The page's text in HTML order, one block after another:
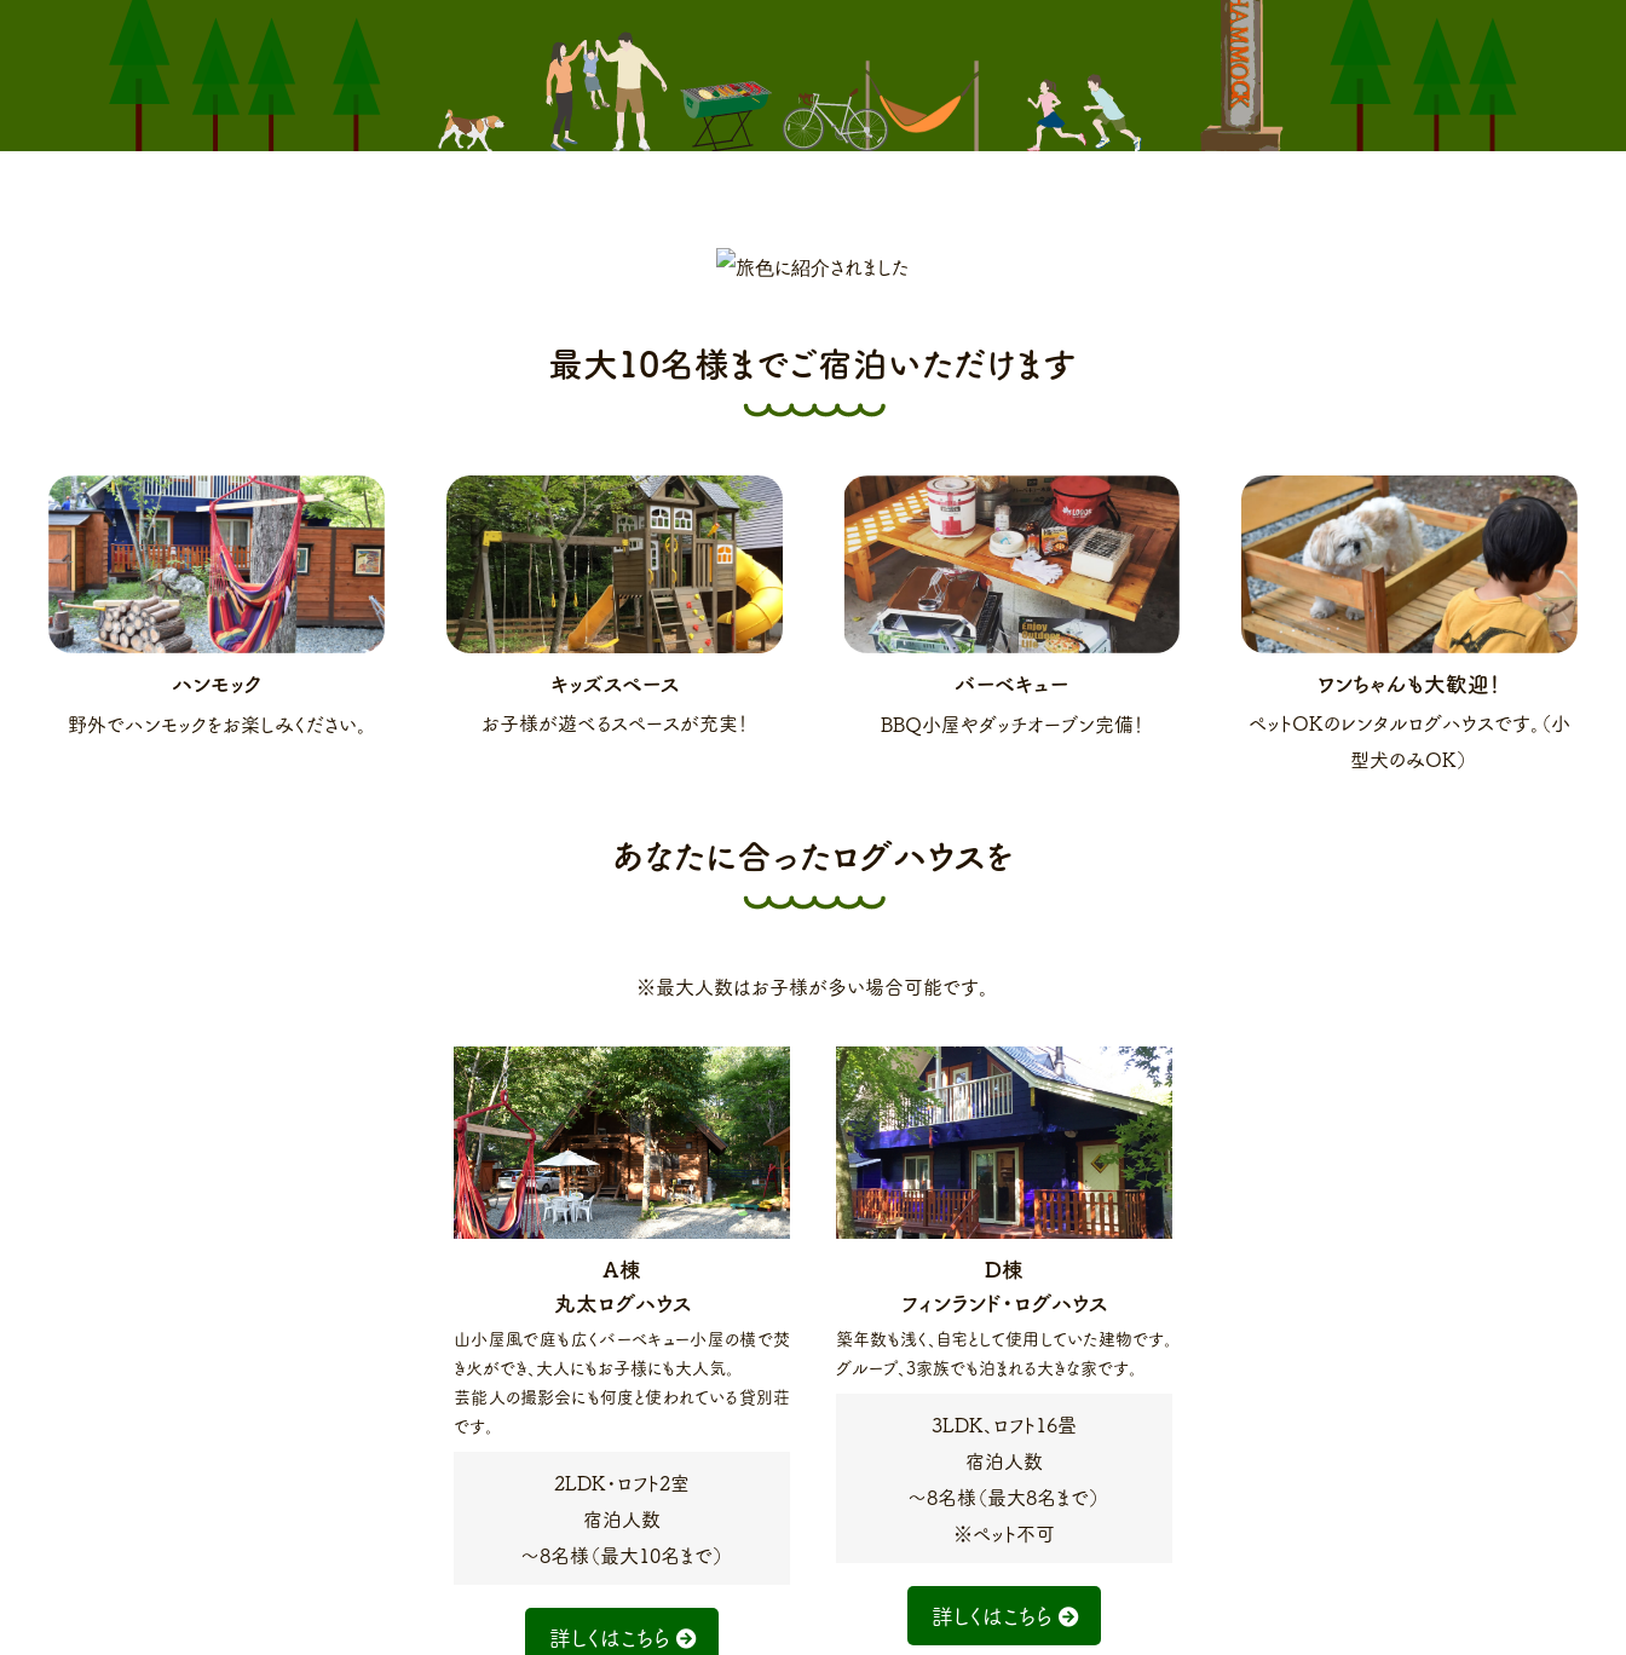
最大10名様までご宿泊いただけます
ハンモック
野外でハンモックをお楽しみください。
キッズスペース
お子様が遊べるスペースが充実！
バーベキュー
BBQ小屋やダッチオーブン完備！
ワンちゃんも大歓迎！
ペットOKのレンタルログハウスです。（小
型犬のみOK）
あなたに合ったログハウスを
※最大人数はお子様が多い場合可能です。
A棟
丸太ログハウス
山小屋風で庭も広くバーベキュー小屋の横で焚
き火ができ、大人にもお子様にも大人気。
芸能人の撮影会にも何度と使われている貸別荘
です。
2LDK・ロフト2室
宿泊人数
〜8名様（最大10名まで）
詳しくはこちら
D棟
フィンランド・ログハウス
築年数も浅く、自宅として使用していた建物です。
グループ、3家族でも泊まれる大きな家です。
3LDK、ロフト16畳
宿泊人数
〜8名様（最大8名まで）
※ペット不可
詳しくはこちら